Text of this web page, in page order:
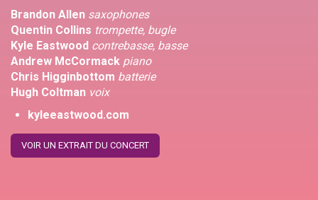
Brandon Allen saxophones
Quentin Collins trompette, bugle
Kyle Eastwood contrebasse, basse
Andrew McCormack piano
Chris Higginbottom batterie
Hugh Coltman voix
kyleeastwood.com
VOIR UN EXTRAIT DU CONCERT